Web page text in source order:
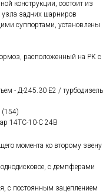
конструкции, состоит из
задних шарниров
суппортами, установлены
расположенный на РК с
- Д-245.30 Е2 / турбодизель
(154)
14ТС-10-С 24В
момента ко второму звену
с демпферами
с постоянным зацеплением